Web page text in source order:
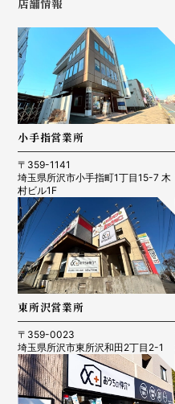
小手指営業所
〒359-1141
埼玉県所沢市小手指町1丁目15-7 木
村ビル1F
東所沢営業所
〒359-0023
埼玉県所沢市東所沢和田2丁目2-1